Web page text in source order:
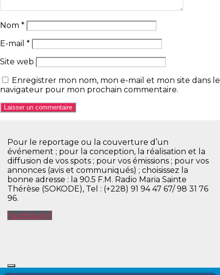
Nom *
E-mail *
Site web
Enregistrer mon nom, mon e-mail et mon site dans le
navigateur pour mon prochain commentaire.
Pour le reportage ou la couverture d’un
événement ; pour la conception, la réalisation et la
diffusion de vos spots ; pour vos émissions ; pour vos
annonces (avis et communiqués) ; choisissez la
bonne adresse : la 90.5 F.M. Radio Maria Sainte
Thérèse (SOKODE), Tel : (+228) 91 94 47 67/ 98 31 76
96.
Facebook-f